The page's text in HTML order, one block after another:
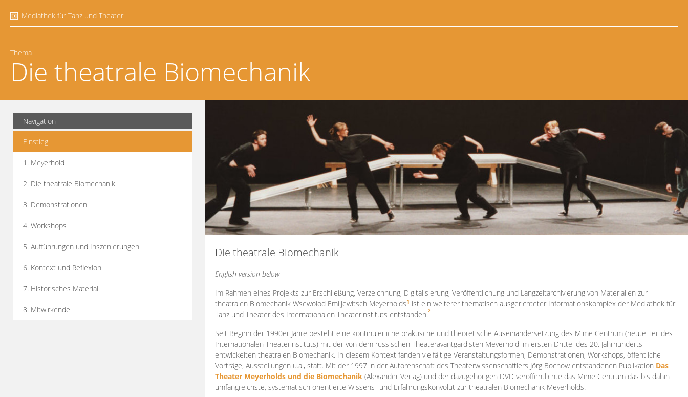
Mediathek für Tanz und Theater
Thema
Die theatrale Biomechanik
Navigation
Einstieg
1. Meyerhold
2. Die theatrale Biomechanik
3. Demonstrationen
4. Workshops
5. Aufführungen und Inszenierungen
6. Kontext und Reflexion
7. Historisches Material
8. Mitwirkende
Die theatrale Biomechanik
English version below
Im Rahmen eines Projekts zur Erschließung, Verzeichnung, Digitalisierung, Veröffentlichung und Langzeitarchivierung von Materialien zur
theatralen Biomechanik Wsewolod Emiljewitsch Meyerholds1 ist ein weiterer thematisch ausgerichteter Informationskomplex der Mediathek für
Tanz und Theater des Internationalen Theaterinstituts entstanden.2
Seit Beginn der 1990er Jahre besteht eine kontinuierliche praktische und theoretische Auseinandersetzung des Mime Centrum (heute Teil des
Internationalen Theaterinstituts) mit der von dem russischen Theateravantgardisten Meyerhold im ersten Drittel des 20. Jahrhunderts
entwickelten theatralen Biomechanik. In diesem Kontext fanden vielfältige Veranstaltungsformen, Demonstrationen, Workshops, öffentliche
Vorträge, Ausstellungen u.a., statt. Mit der 1997 in der Autorenschaft des Theaterwissenschaftlers Jörg Bochow entstandenen Publikation Das
Theater Meyerholds und die Biomechanik (Alexander Verlag) und der dazugehörigen DVD veröffentlichte das Mime Centrum das bis dahin
umfangreichste, systematisch orientierte Wissens- und Erfahrungskonvolut zur theatralen Biomechanik Meyerholds.